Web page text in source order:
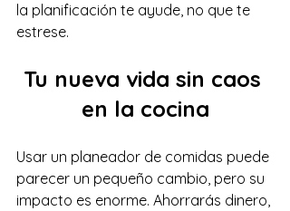
la planificación te ayude, no que te
estrese.
Tu nueva vida sin caos
en la cocina
Usar un planeador de comidas puede
parecer un pequeño cambio, pero su
impacto es enorme. Ahorrarás dinero,